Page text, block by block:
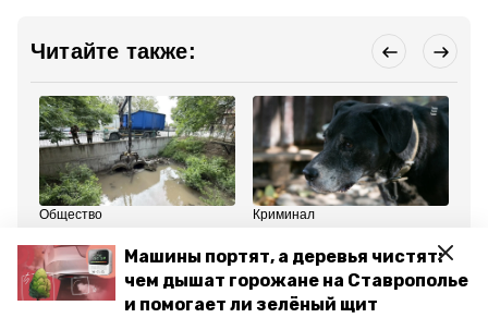
Машины портят, а деревья чистят:
чем дышат горожане на Ставрополье
и помогает ли зелёный щит
Читайте также:
Общество
Диван и холодильник
вытащили из русла
ручья в Ессентуках
Криминал
Житель Ессентуков
задавил собаку,
укусившую его сына